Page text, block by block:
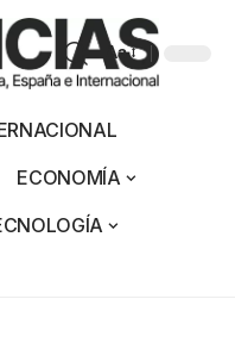
Aa
ECONOMÍA